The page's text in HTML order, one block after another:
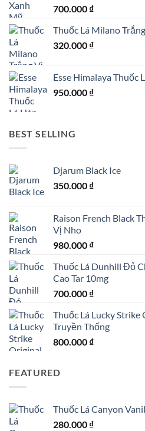
700.000 ₫
Thuốc Lá Milano
320.000 ₫
Esse Himalaya Thuốc
950.000 ₫
BEST SELLING
Djarum Black Ice
350.000 ₫
Raison French Black
Vị Nho
980.000 ₫
Thuốc Lá Dunhill Đỏ
Cao Tar 10mg
700.000 ₫
Thuốc Lá Lucky
Truyền Thống
800.000 ₫
FEATURED
Thuốc Lá Canyon
280.000 ₫